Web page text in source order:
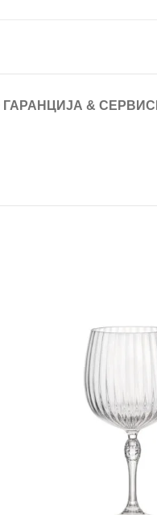
ГАРАНЦИЈА & СЕРВИС